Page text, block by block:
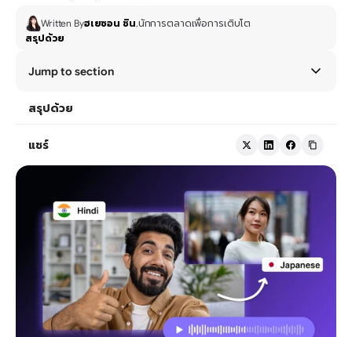
Written Byฮเยซอน ชิน,นักการตลาดเพื่อการเติบโต
สรุปด้วย
Jump to section
สรุปด้วย
แชร์